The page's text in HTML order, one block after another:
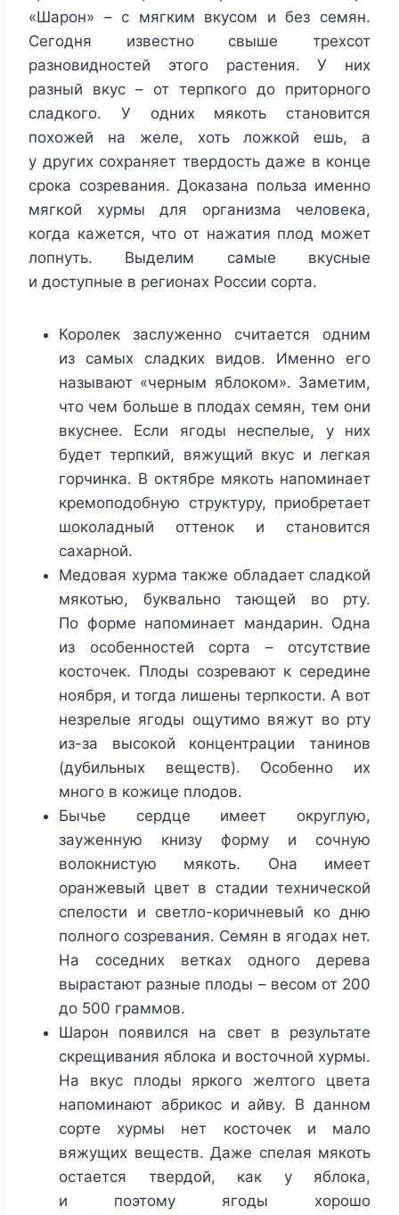
«Шарон» – с мягким вкусом и без семян.
Сегодня известно свыше трехсот
разновидностей этого растения. У них
разный вкус – от терпкого до приторного
сладкого. У одних мякоть становится
похожей на желе, хоть ложкой ешь, а
у других сохраняет твердость даже в конце
срока созревания. Доказана польза именно
мягкой хурмы для организма человека,
когда кажется, что от нажатия плод может
лопнуть. Выделим самые вкусные
и доступные в регионах России сорта.
Королек заслуженно считается одним
из самых сладких видов. Именно его
называют «черным яблоком». Заметим,
что чем больше в плодах семян, тем они
вкуснее. Если ягоды неспелые, у них
будет терпкий, вяжущий вкус и легкая
горчинка. В октябре мякоть напоминает
кремоподобную структуру, приобретает
шоколадный оттенок и становится
сахарной.
Медовая хурма также обладает сладкой
мякотью, буквально тающей во рту.
По форме напоминает мандарин. Одна
из особенностей сорта – отсутствие
косточек. Плоды созревают к середине
ноября, и тогда лишены терпкости. А вот
незрелые ягоды ощутимо вяжут во рту
из-за высокой концентрации танинов
(дубильных веществ). Особенно их
много в кожице плодов.
Бычье сердце имеет округлую,
зауженную книзу форму и сочную
волокнистую мякоть. Она имеет
оранжевый цвет в стадии технической
спелости и светло-коричневый ко дню
полного созревания. Семян в ягодах нет.
На соседних ветках одного дерева
вырастают разные плоды – весом от 200
до 500 граммов.
Шарон появился на свет в результате
скрещивания яблока и восточной хурмы.
На вкус плоды яркого желтого цвета
напоминают абрикос и айву. В данном
сорте хурмы нет косточек и мало
вяжущих веществ. Даже спелая мякоть
остается твердой, как у яблока,
и поэтому ягоды хорошо